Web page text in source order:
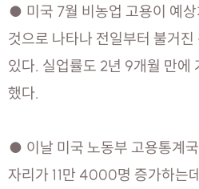
● 미국 7월 비농업 고용이 예
것으로 나타나 전일부터 불거
있다. 실업률도 2년 9개월 만에
했다.
● 이날 미국 노동부 고용통계
자리가 11만 4000명 증가하는